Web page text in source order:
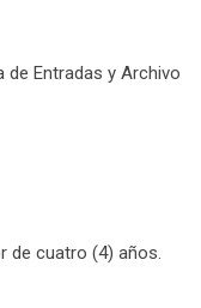
Entradas y Archivo
de cuatro (4) años.